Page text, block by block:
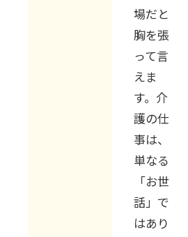
場だと
胸を張
って言
えま
す。介
護の仕
事は、
単なる
「お世
話」で
はあり